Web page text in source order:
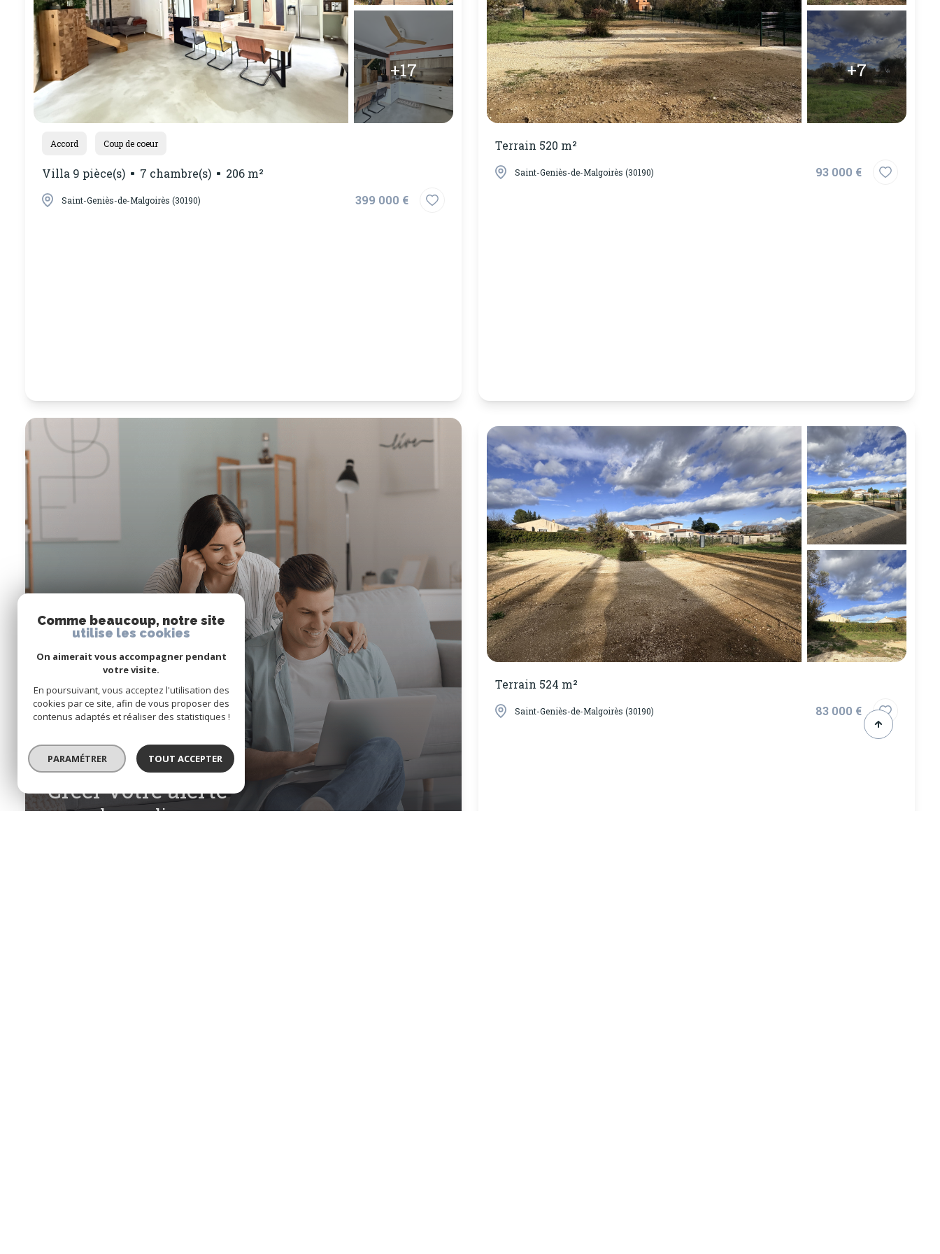
+17
Accord Coup de coeur
Villa 9 pièce(s) 7 chambre(s) 206 m²
Saint-Geniès-de-Malgoirès (30190) 399 000 €
+7
Terrain 520 m²
Saint-Geniès-de-Malgoirès (30190) 93 000 €
Créer votre alerte
en quelques clics
Terrain 524 m²
Saint-Geniès-de-Malgoirès (30190) 83 000 €
Comme beaucoup, notre site
utilise les cookies
On aimerait vous accompagner pendant
votre visite.
En poursuivant, vous acceptez l'utilisation des
cookies par ce site, afin de vous proposer des
contenus adaptés et réaliser des statistiques !
PARAMÉTRER TOUT ACCEPTER